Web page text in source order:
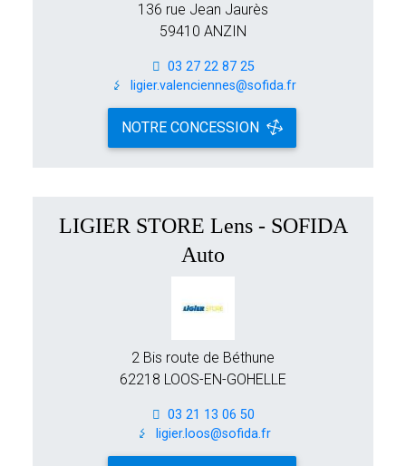
136 rue Jean Jaurès
59410 ANZIN
03 27 22 87 25
ligier.valenciennes@sofida.fr
NOTRE CONCESSION
LIGIER STORE Lens - SOFIDA
Auto
2 Bis route de Béthune
62218 LOOS-EN-GOHELLE
03 21 13 06 50
ligier.loos@sofida.fr